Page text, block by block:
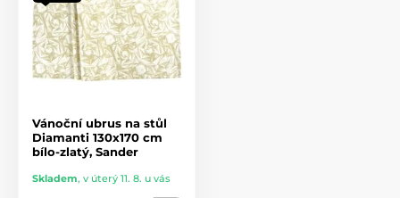
Vánoční ubrus na stůl
Diamanti 130x170 cm
bílo-zlatý, Sander
Skladem, v úterý 11. 8. u vás